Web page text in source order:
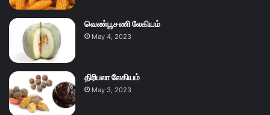
வெண்பூசணி லேகியம்
May 4, 2023
திரிபலா லேகியம்
May 3, 2023